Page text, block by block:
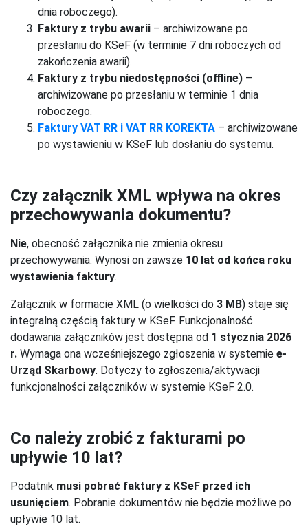
dnia roboczego).
Faktury z trybu awarii – archiwizowane po
przesłaniu do KSeF (w terminie 7 dni roboczych od
zakończenia awarii).
Faktury z trybu niedostępności (offline) –
archiwizowane po przesłaniu w terminie 1 dnia
roboczego.
Faktury VAT RR i VAT RR KOREKTA – archiwizowane
po wystawieniu w KSeF lub dosłaniu do systemu.
Czy załącznik XML wpływa na okres
przechowywania dokumentu?
Nie, obecność załącznika nie zmienia okresu
przechowywania. Wynosi on zawsze 10 lat od końca roku
wystawienia faktury.
Załącznik w formacie XML (o wielkości do 3 MB) staje się
integralną częścią faktury w KSeF. Funkcjonalność
dodawania załączników jest dostępna od 1 stycznia 2026
r. Wymaga ona wcześniejszego zgłoszenia w systemie e-
Urząd Skarbowy. Dotyczy to zgłoszenia/aktywacji
funkcjonalności załączników w systemie KSeF 2.0.
Co należy zrobić z fakturami po
upływie 10 lat?
Podatnik musi pobrać faktury z KSeF przed ich
usunięciem. Pobranie dokumentów nie będzie możliwe po
upływie 10 lat.